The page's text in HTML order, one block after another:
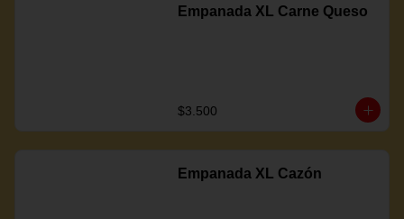
Empanada XL Carne Queso
$3.500
Empanada XL Cazón